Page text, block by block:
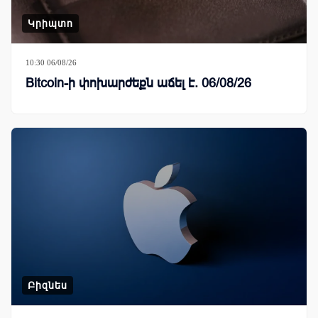
Կրիպտո
10:30 06/08/26
Bitcoin-ի փոխարժեքն աճել է. 06/08/26
Բիզնես